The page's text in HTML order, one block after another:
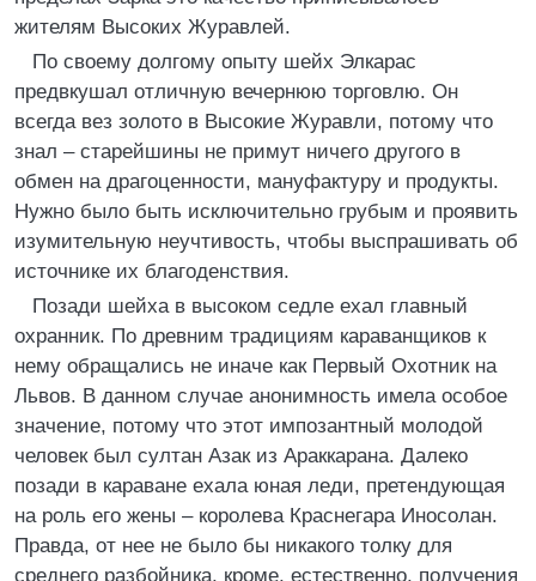
жителям Высоких Журавлей.
По своему долгому опыту шейх Элкарас
предвкушал отличную вечернюю торговлю. Он
всегда вез золото в Высокие Журавли, потому что
знал – старейшины не примут ничего другого в
обмен на драгоценности, мануфактуру и продукты.
Нужно было быть исключительно грубым и проявить
изумительную неучтивость, чтобы выспрашивать об
источнике их благоденствия.
Позади шейха в высоком седле ехал главный
охранник. По древним традициям караванщиков к
нему обращались не иначе как Первый Охотник на
Львов. В данном случае анонимность имела особое
значение, потому что этот импозантный молодой
человек был султан Азак из Араккарана. Далеко
позади в караване ехала юная леди, претендующая
на роль его жены – королева Краснегара Иносолан.
Правда, от нее не было бы никакого толку для
среднего разбойника, кроме, естественно, получения